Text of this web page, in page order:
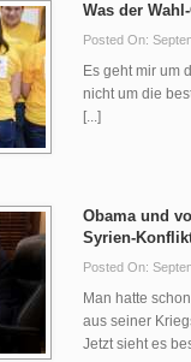
Was der
Posted On:
Es geht mir um
nicht um die
[...]
Obama und
Syrien-
Posted On:
Man hatte
aus seiner
Jetzt sieht es